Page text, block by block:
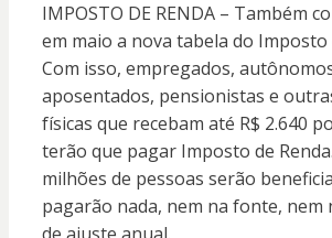
IMPOSTO DE RENDA – Também
em maio a nova tabela do Imposto
Com isso, empregados,
aposentados, pensionistas e
físicas que recebam até R$ 2.640
terão que pagar Imposto de
milhões de pessoas serão
pagarão nada, nem na fonte, nem